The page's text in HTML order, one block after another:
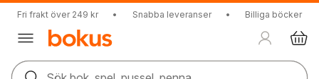
Fri frakt över 249 kr • Snabba leveranser • Billiga böcker